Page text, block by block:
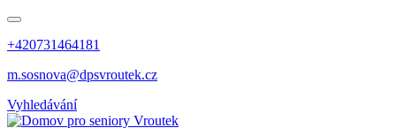
+420731464181
m.sosnova@dpsvroutek.cz
Vyhledávání